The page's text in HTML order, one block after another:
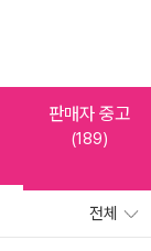
판매자 중고
(189)
전체